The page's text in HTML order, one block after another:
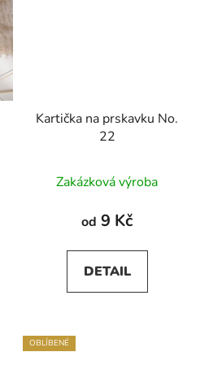
Kartička na prskavku No.
22
Zakázková výroba
od 9 Kč
DETAIL
OBLÍBENÉ